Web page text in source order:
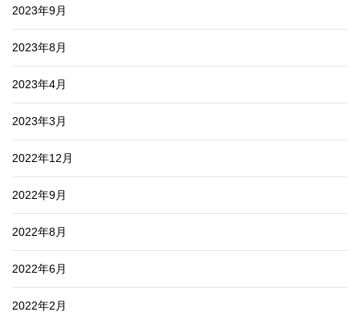
2023年9月
2023年8月
2023年4月
2023年3月
2022年12月
2022年9月
2022年8月
2022年6月
2022年2月